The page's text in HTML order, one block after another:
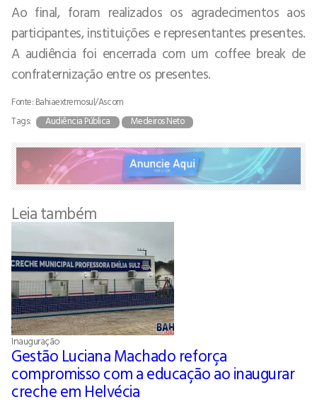
Ao final, foram realizados os agradecimentos aos
participantes, instituições e representantes presentes.
A audiência foi encerrada com um coffee break de
confraternização entre os presentes.
Fonte: Bahiaextremosul/Ascom
Tags:
Audiência Pública Medeiros Neto
Leia também
Inauguração
Gestão Luciana Machado reforça
compromisso com a educação ao inaugurar
creche em Helvécia